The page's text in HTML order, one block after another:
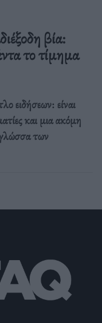
βία:
το τίμημα
ειδήσεων: είναι
και μια ακόμη
των